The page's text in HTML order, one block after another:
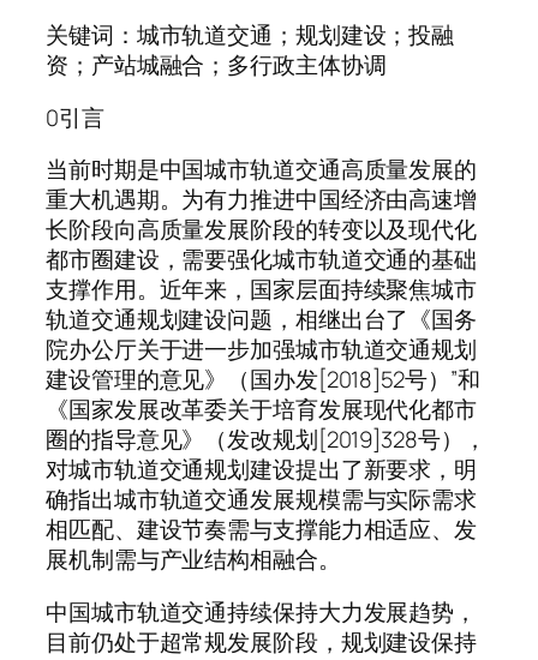
关键词：城市轨道交通；规划建设；投融
资；产站城融合；多行政主体协调
0引言
当前时期是中国城市轨道交通高质量发展的
重大机遇期。为有力推进中国经济由高速增
长阶段向高质量发展阶段的转变以及现代化
都市圈建设，需要强化城市轨道交通的基础
支撑作用。近年来，国家层面持续聚焦城市
轨道交通规划建设问题，相继出台了《国务
院办公厅关于进一步加强城市轨道交通规划
建设管理的意见》（国办发[2018]52号）”和
《国家发展改革委关于培育发展现代化都市
圈的指导意见》（发改规划[2019]328号），
对城市轨道交通规划建设提出了新要求，明
确指出城市轨道交通发展规模需与实际需求
相匹配、建设节奏需与支撑能力相适应、发
展机制需与产业结构相融合。
中国城市轨道交通持续保持大力发展趋势，
目前仍处于超常规发展阶段，规划建设保持